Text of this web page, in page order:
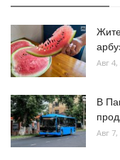
Авг 4,
В
Авг 7,